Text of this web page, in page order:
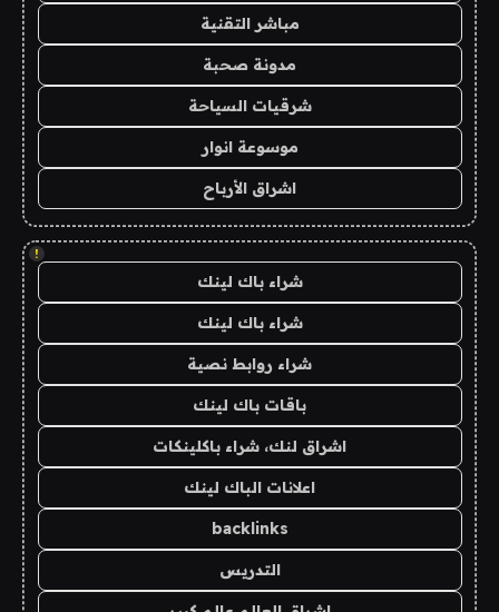
مباشر التقنية
مدونة صحبة
شرقيات السياحة
موسوعة انوار
اشراق الأرباح
!
شراء باك لينك
شراء باك لينك
شراء روابط نصية
باقات باك لينك
اشراق لنك، شراء باكلينكات
اعلانات الباك لينك
backlinks
التدريس